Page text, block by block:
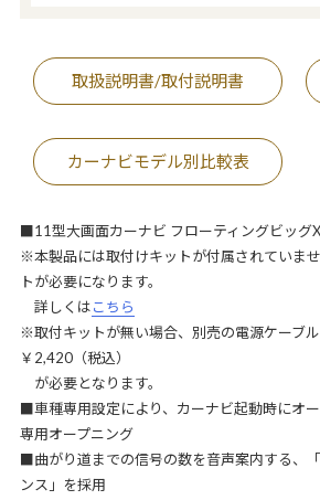
取扱説明書/取付説明書
カーナビモデル別比較表
■11型大画面カーナビ フローティングビッグ
※本製品には取付けキットが付属されていま
トが必要になります。
詳しくはこちら
※取付キットが無い場合、別売の電源ケーブル
￥2,420（税込）
が必要となります。
■車種専用設定により、カーナビ起動時にオ
専用オープニング
■曲がり道までの信号の数を音声案内する、
ンス」を採用